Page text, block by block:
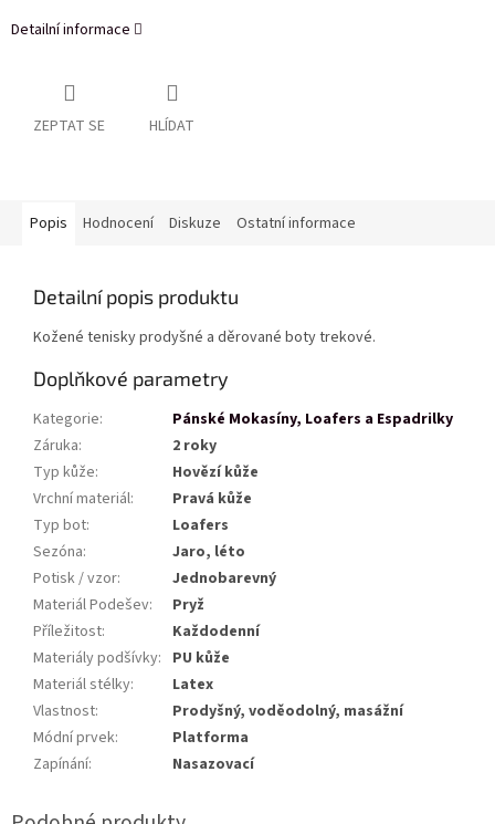
Detailní informace
ZEPTAT SE HLÍDAT
Popis Hodnocení Diskuze Ostatní informace
Detailní popis produktu
Kožené tenisky prodyšné a děrované boty trekové.
Doplňkové parametry
Kategorie:
Pánské Mokasíny, Loafers a Espadrilky
Záruka:
2 roky
Typ kůže:
Hovězí kůže
Vrchní materiál:
Pravá kůže
Typ bot:
Loafers
Sezóna:
Jaro, léto
Potisk / vzor:
Jednobarevný
Materiál Podešev:
Pryž
Příležitost:
Každodenní
Materiály podšívky: PU kůže
Materiál stélky:
Latex
Vlastnost:
Prodyšný, voděodolný, masážní
Módní prvek:
Platforma
Zapínání: Nasazovací